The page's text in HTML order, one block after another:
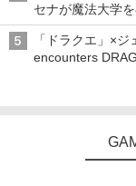
セナが魔法大学
「ドラクエ」×
encounters